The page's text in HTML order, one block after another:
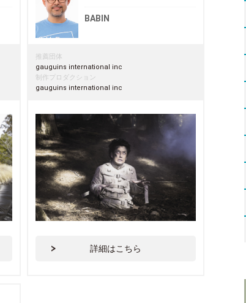
BABIN
推薦団体
gauguins international inc
制作プロダクション
gauguins international inc
詳細はこちら